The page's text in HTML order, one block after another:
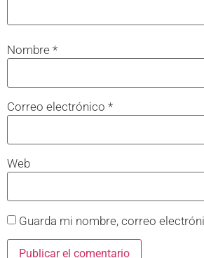
Nombre *
Correo electrónico *
Web
Guarda mi nombre, correo